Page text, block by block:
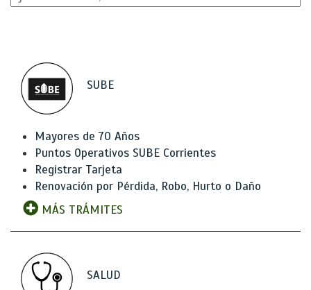
SUBE
Mayores de 70 Años
Puntos Operativos SUBE Corrientes
Registrar Tarjeta
Renovación por Pérdida, Robo, Hurto o Daño
MÁS TRÁMITES
SALUD